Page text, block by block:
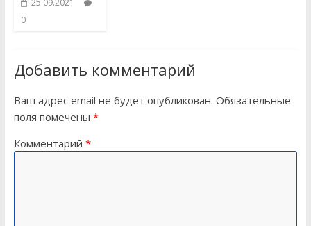
25.09.2021
0
Добавить комментарий
Ваш адрес email не будет опубликован. Обязательные
поля помечены *
Комментарий *